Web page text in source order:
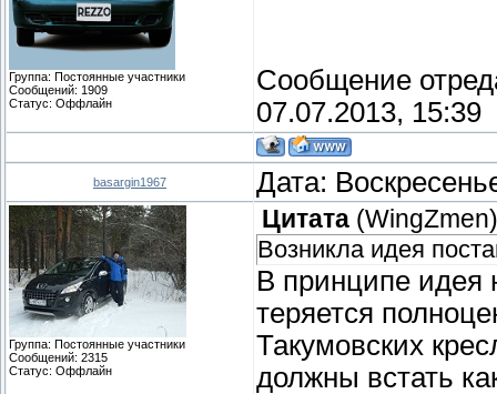
Группа: Постоянные участники
Сообщений: 1909
Статус: Оффлайн
Сообщение
07.07.2013, 15:39
basargin1967 Дата:
Группа: Постоянные участники
Сообщений: 2315
Статус: Оффлайн
Цитата (WingZmen)
Возникла идея
В принципе идея
теряется
Такумовских
должны встать